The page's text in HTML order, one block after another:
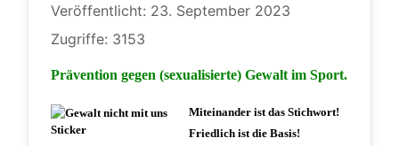
Veröffentlicht: 23. September 2023
Zugriffe: 3153
Prävention gegen (sexualisierte) Gewalt im Sport.
Miteinander ist das Stichwort!
Friedlich ist die Basis!